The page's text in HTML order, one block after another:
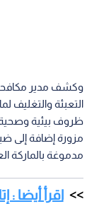
وكشف مدير مكافحة
التعبئة والتغليف
ظروف بيئية
مدموغة بالماركة
اقرأ أيضا :